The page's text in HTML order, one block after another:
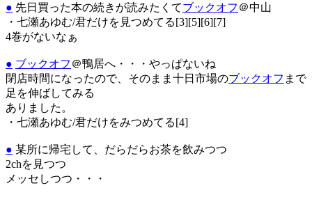
● 先日買った本の続きが読みたくてブックオフ ＠中山
・七瀬あゆむ/君だけを見つめてる[3][5][6][7]
4巻がないなぁ
● ブックオフ ＠鴨居へ・・・やっぱないね
閉店時間になったので、そのまま十日市場のブックオフ まで
足を伸ばしてみる
ありました。
・七瀬あゆむ/君だけをみつめてる[4]
● 某所に帰宅して、だらだらお茶を飲みつつ
2chを見つつ
メッセしつつ・・・